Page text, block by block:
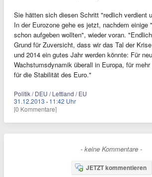
Sie hätten sich diesen Schritt "redlich verdient
In der Eurozone gehe es jetzt, nachdem einige
schon aufgeben wollten", wieder voran.
Grund für Zuversicht, dass wir das Tal der
und 2014 ein gutes Jahr werden könnte: Für
Wachstumsdynamik überall in Europa, für
für die Stabilität des Euro."
Politik / DEU / Lettland / EU
31.12.2013 · 11:42 Uhr
[0 Kommentare]
- keine Kommentare -
JETZT kommentieren